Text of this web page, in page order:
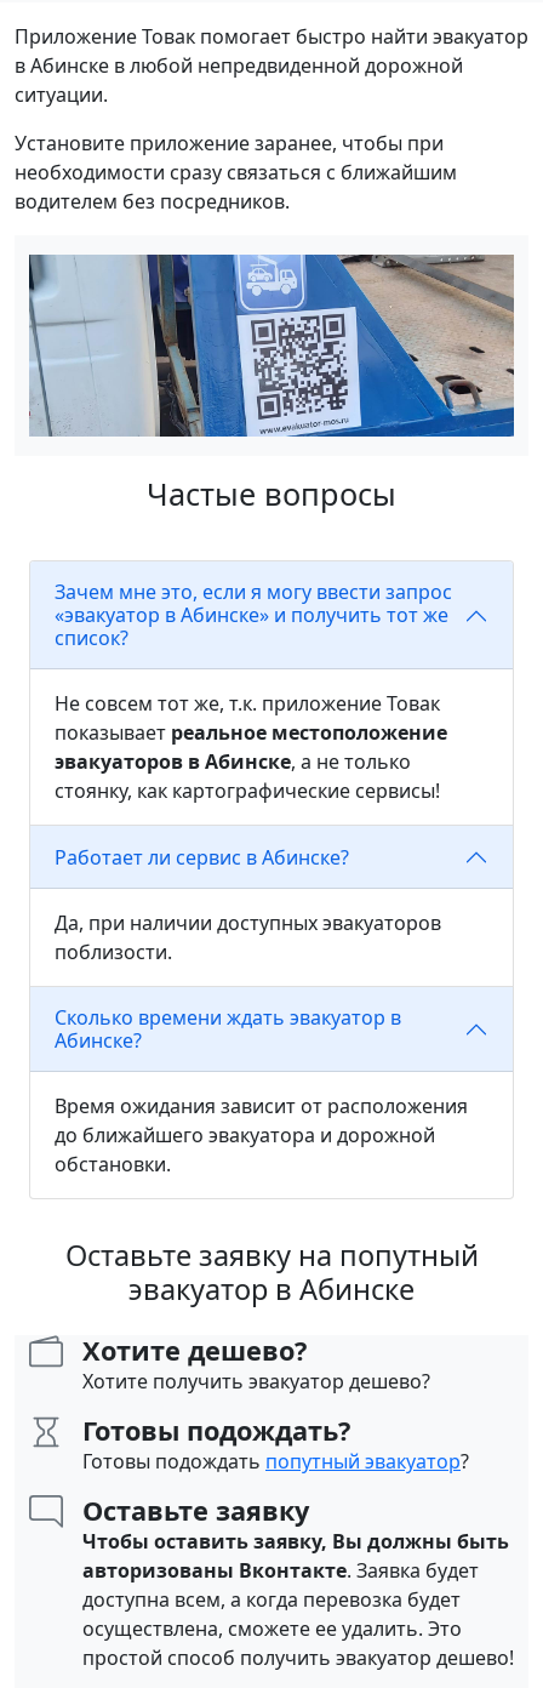
Приложение Товак помогает быстро найти эвакуатор
в Абинске в любой непредвиденной дорожной
ситуации.
Установите приложение заранее, чтобы при
необходимости сразу связаться с ближайшим
водителем без посредников.
Частые вопросы
Зачем мне это, если я могу ввести запрос
«эвакуатор в Абинске» и получить тот же
список?
Не совсем тот же, т.к. приложение Товак
показывает реальное местоположение
эвакуаторов в Абинске, а не только
стоянку, как картографические сервисы!
Работает ли сервис в Абинске?
Да, при наличии доступных эвакуаторов
поблизости.
Сколько времени ждать эвакуатор в
Абинске?
Время ожидания зависит от расположения
до ближайшего эвакуатора и дорожной
обстановки.
Оставьте заявку на попутный
эвакуатор в Абинске
Хотите дешево?
Хотите получить эвакуатор дешево?
Готовы подождать?
Готовы подождать попутный эвакуатор?
Оставьте заявку
Чтобы оставить заявку, Вы должны быть
авторизованы Вконтакте. Заявка будет
доступна всем, а когда перевозка будет
осуществлена, сможете ее удалить. Это
простой способ получить эвакуатор дешево!